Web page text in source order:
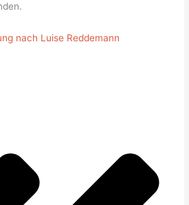
nach Luise Reddemann